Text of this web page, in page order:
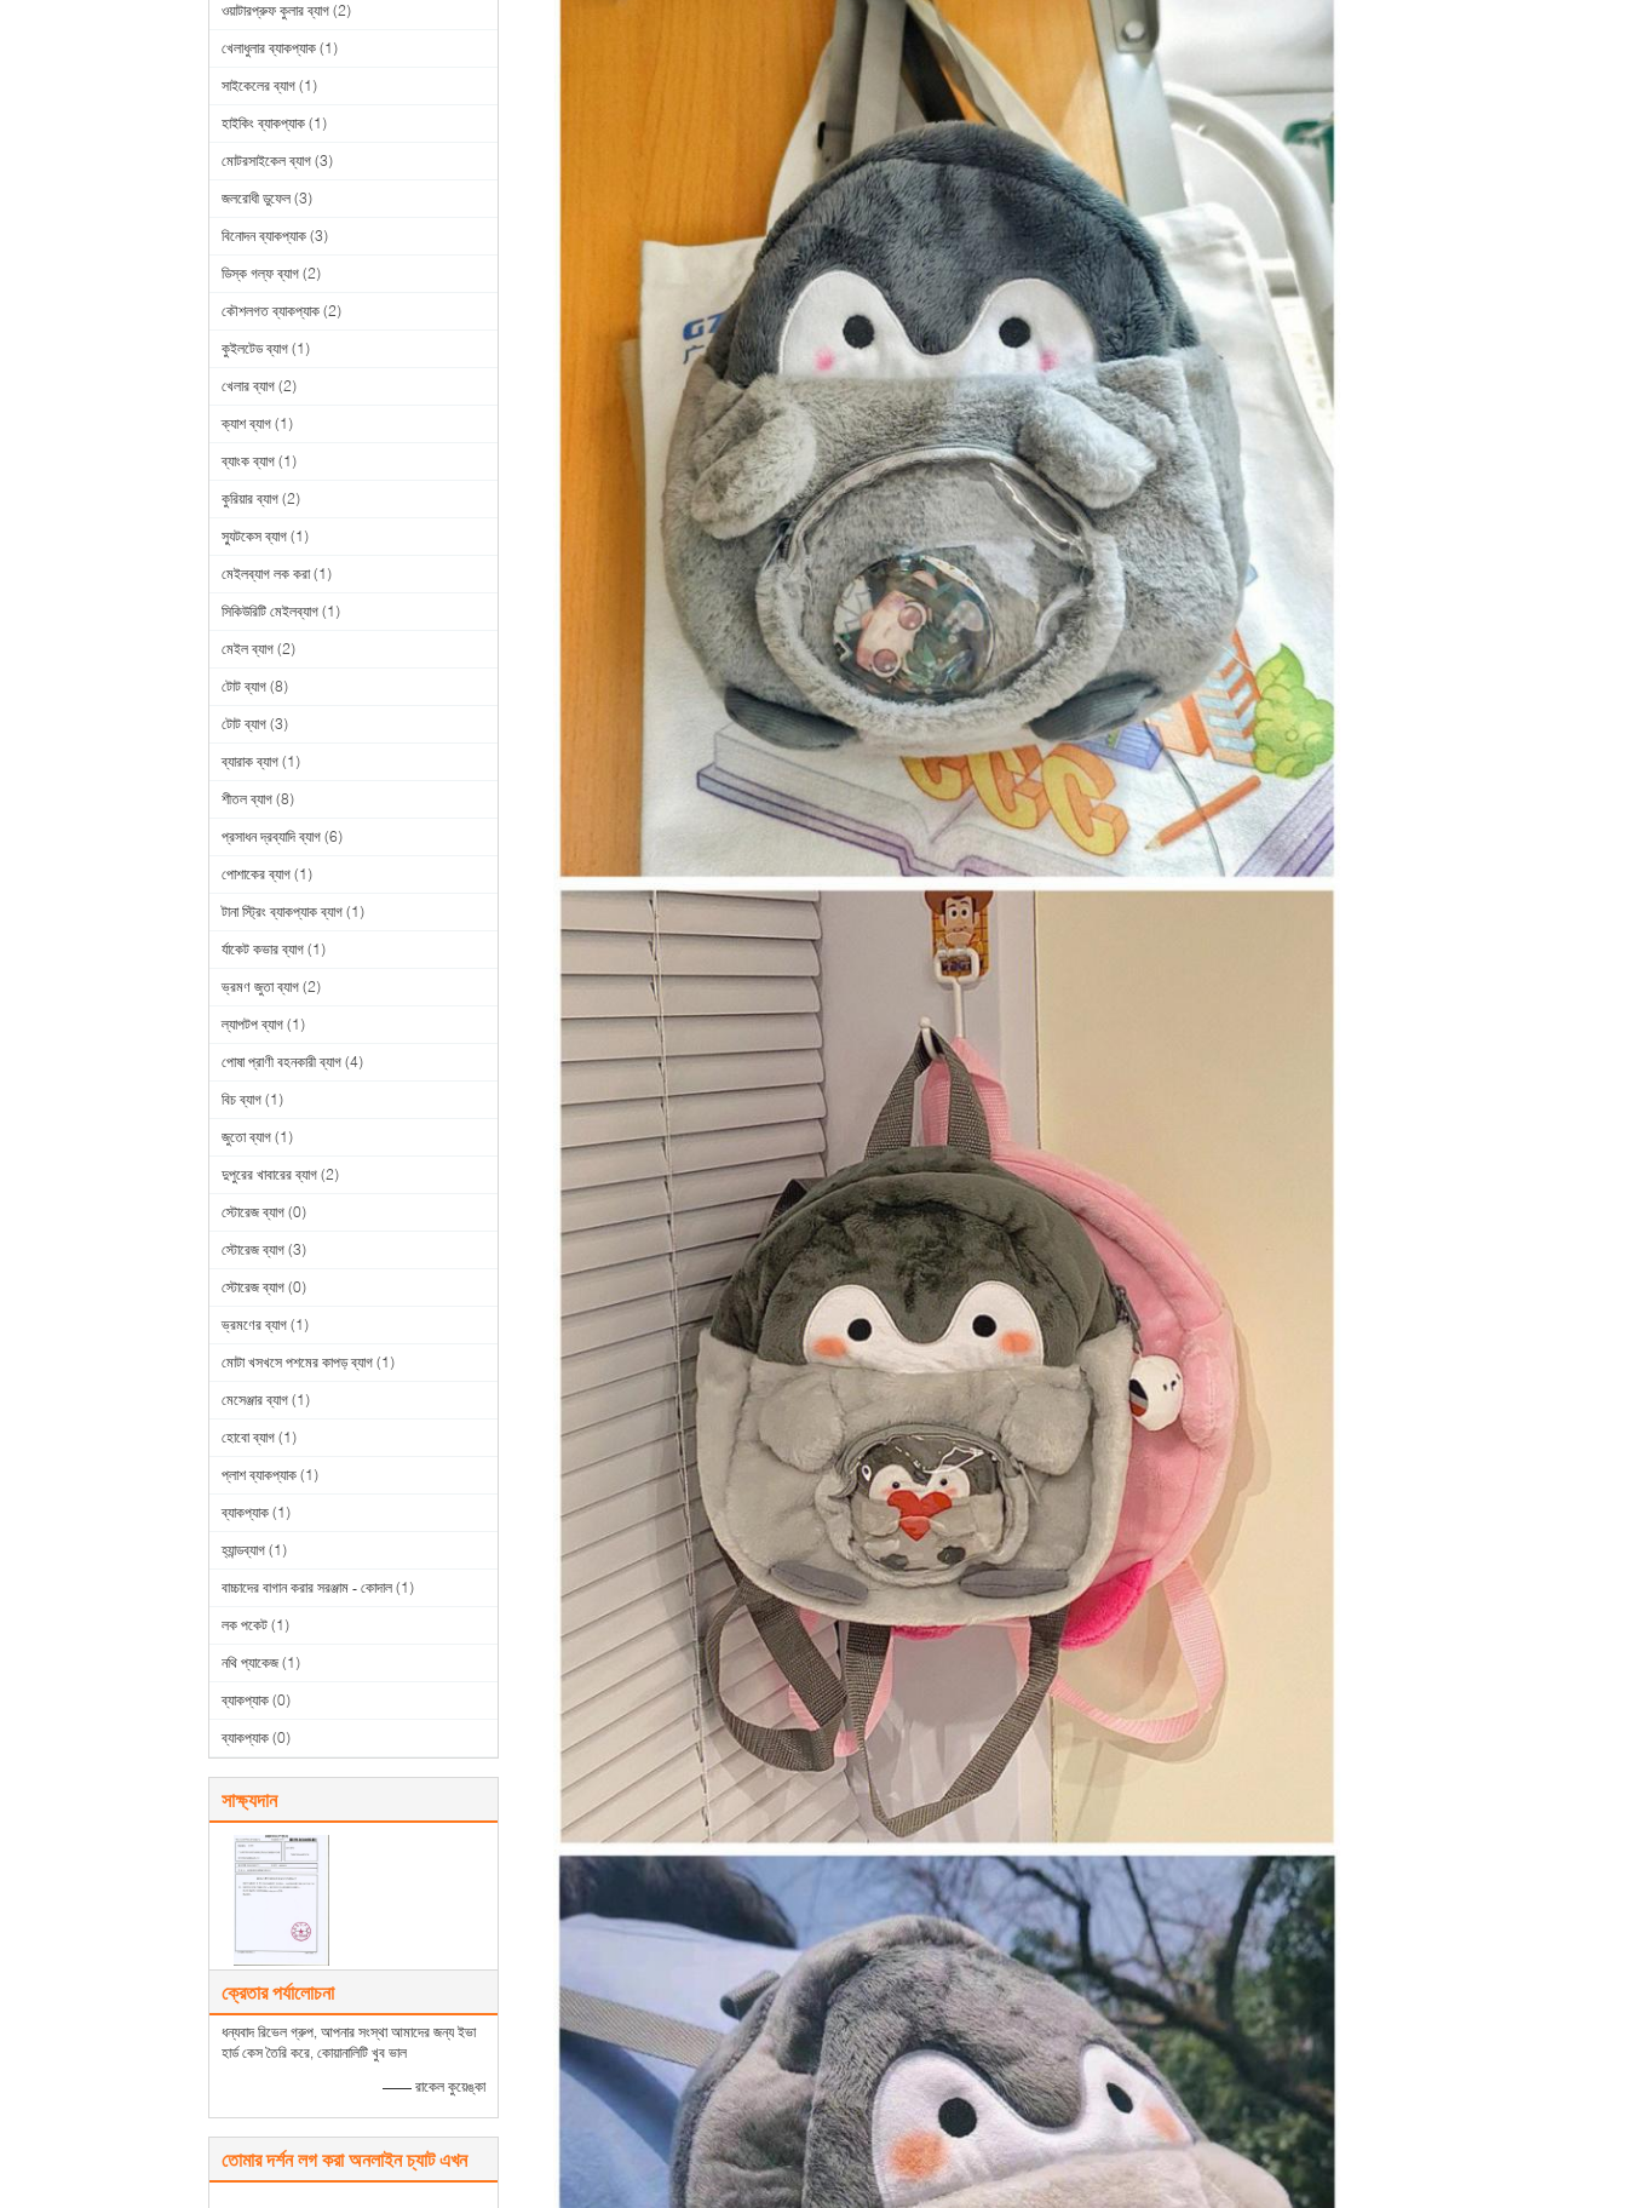
ওয়াটারপ্রুফ কুলার ব্যাগ (2)
খেলাধুলার ব্যাকপ্যাক (1)
সাইকেলের ব্যাগ (1)
হাইকিং ব্যাকপ্যাক (1)
মোটরসাইকেল ব্যাগ (3)
জলরোধী ডুফেল (3)
বিনোদন ব্যাকপ্যাক (3)
ডিস্ক গল্ফ ব্যাগ (2)
কৌশলগত ব্যাকপ্যাক (2)
কুইলটেড ব্যাগ (1)
খেলার ব্যাগ (2)
ক্যাশ ব্যাগ (1)
ব্যাংক ব্যাগ (1)
কুরিয়ার ব্যাগ (2)
স্যুটকেস ব্যাগ (1)
মেইলব্যাগ লক করা (1)
সিকিউরিটি মেইলব্যাগ (1)
মেইল ব্যাগ (2)
টোট ব্যাগ (8)
টোট ব্যাগ (3)
ব্যারাক ব্যাগ (1)
শীতল ব্যাগ (8)
প্রসাধন দ্রব্যাদি ব্যাগ (6)
পোশাকের ব্যাগ (1)
টানা স্ট্রিং ব্যাকপ্যাক ব্যাগ (1)
র্যাকেট কভার ব্যাগ (1)
ভ্রমণ জুতা ব্যাগ (2)
ল্যাপটপ ব্যাগ (1)
পোষা প্রাণী বহনকারী ব্যাগ (4)
বিচ ব্যাগ (1)
জুতো ব্যাগ (1)
দুপুরের খাবারের ব্যাগ (2)
স্টোরেজ ব্যাগ (0)
স্টোরেজ ব্যাগ (3)
স্টোরেজ ব্যাগ (0)
ভ্রমণের ব্যাগ (1)
মোটা খসখসে পশমের কাপড় ব্যাগ (1)
মেসেঞ্জার ব্যাগ (1)
হোবো ব্যাগ (1)
প্লাশ ব্যাকপ্যাক (1)
ব্যাকপ্যাক (1)
হ্যান্ডব্যাগ (1)
বাচ্চাদের বাগান করার সরঞ্জাম - কোদাল (1)
লক পকেট (1)
নথি প্যাকেজ (1)
ব্যাকপ্যাক (0)
ব্যাকপ্যাক (0)
সাক্ষ্যদান
ক্রেতার পর্যালোচনা
ধন্যবাদ রিভেল গ্রুপ, আপনার সংস্থা আমাদের জন্য ইভা
হার্ড কেস তৈরি করে, কোয়ানালিটি খুব ভাল
—— রাকেল কুয়েঙ্কা
তোমার দর্শন লগ করা অনলাইন চ্যাট এখন